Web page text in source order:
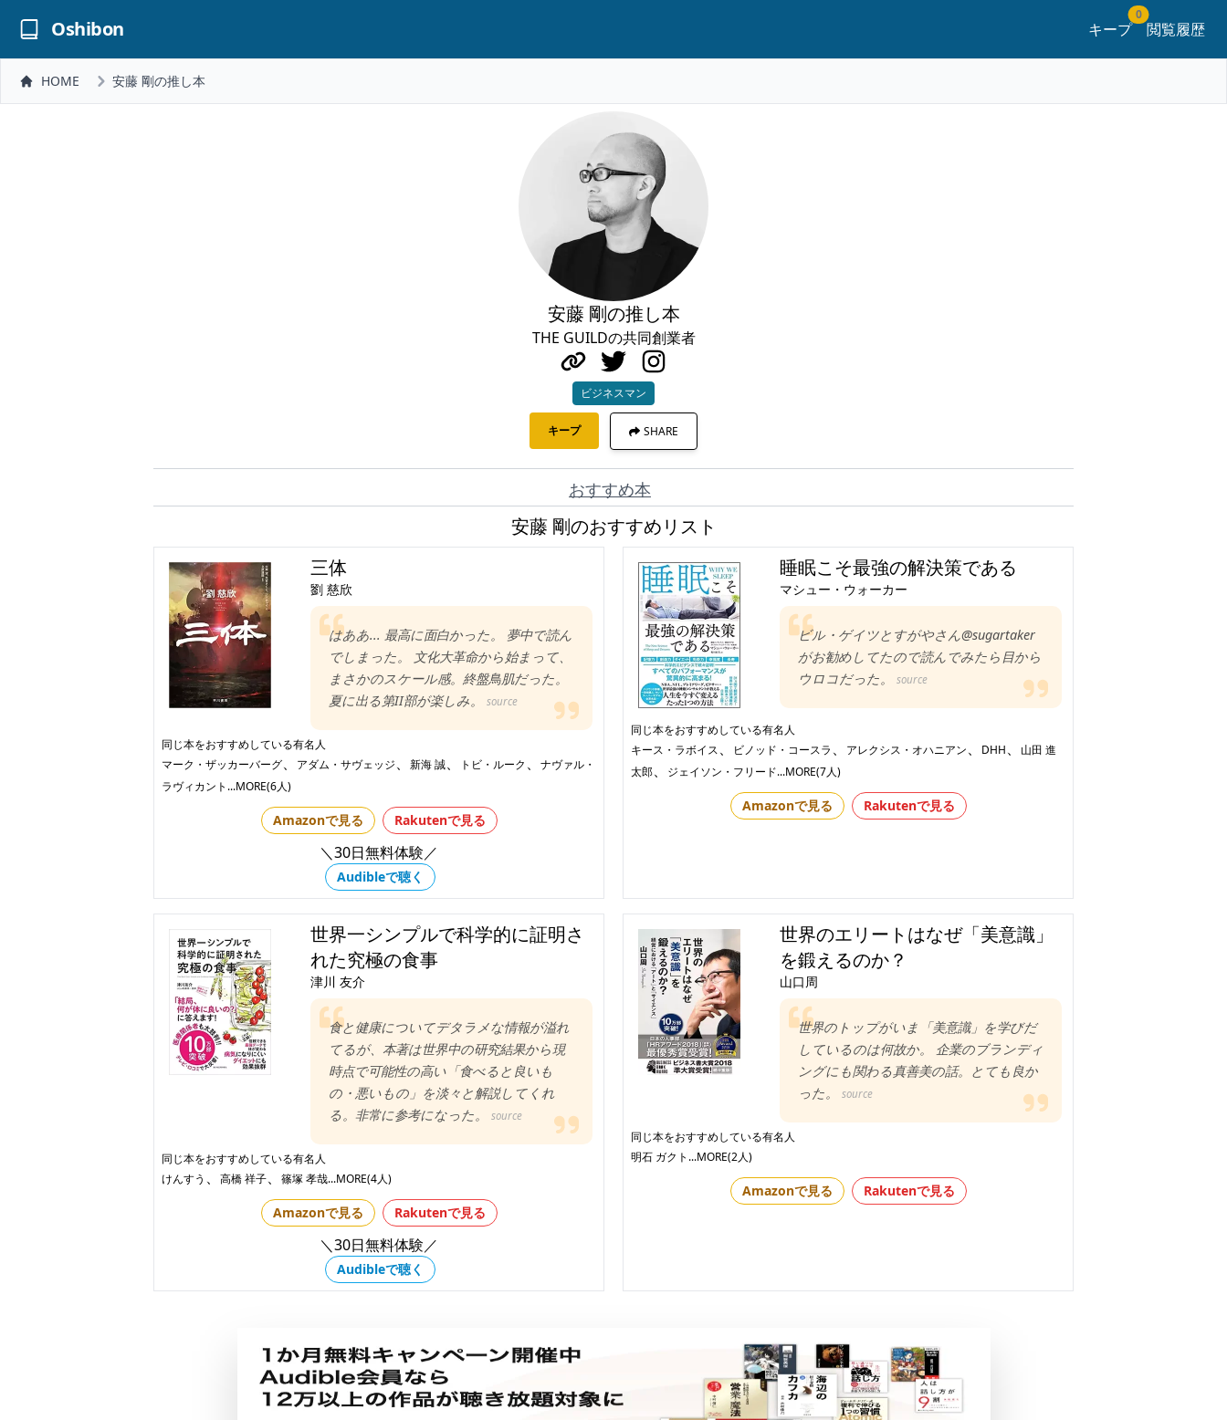
Oshibon キープ
0
閲覧履歴
HOME 安藤 剛の推し本
安藤 剛の推し本
THE GUILDの共同創業者
ビジネスマン
キープ SHARE
おすすめ本
安藤 剛のおすすめリスト
三体
劉 慈欣
はああ... 最高に面白かった。 夢中で読ん
でしまった。 文化大革命から始まって、
まさかのスケール感。終盤鳥肌だった。
夏に出る第II部が楽しみ。
source
同じ本をおすすめしている有名人
マーク・ザッカーバーグ、 アダム・サヴェッジ、 新海 誠、 トビ・ルーク 、
ナヴァル・
ラヴィカント ...MORE(6人)
Amazonで見る Rakutenで見る
＼30日無料体験／
Audibleで聴く
睡眠こそ最強の解決策である
マシュー・ウォーカー
ビル・ゲイツとすがやさん@sugartaker
がお勧めしてたので読んでみたら目から
ウロコだった。
source
同じ本をおすすめしている有名人
キース・ラボイス、 ビノッド・コースラ 、 アレクシス・オハニアン、 DHH、
山田 進
太郎、 ジェイソン・フリード...MORE(7人)
Amazonで見る Rakutenで見る
世界一シンプルで科学的に証明さ
れた究極の食事
津川 友介
食と健康についてデタラメな情報が溢れ
てるが、本著は世界中の研究結果から現
時点で可能性の高い「食べると良いも
の・悪いもの」を淡々と解説してくれ
る。非常に参考になった。
source
同じ本をおすすめしている有名人
けんすう 、 高橋 祥子、 篠塚 孝哉...MORE(4人)
Amazonで見る Rakutenで見る
＼30日無料体験／
Audibleで聴く
世界のエリートはなぜ「美意識」
を鍛えるのか？
山口周
世界のトップがいま「美意識」を学びだ
しているのは何故か。 企業のブランディ
ングにも関わる真善美の話。とても良か
った。
source
同じ本をおすすめしている有名人
明石 ガクト ...MORE(2人)
Amazonで見る Rakutenで見る